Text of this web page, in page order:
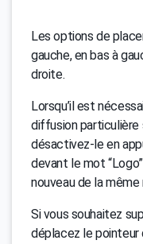
Les options de
gauche, en bas à
droite.
Lorsqu’il est
diffusion particulière
désactivez-le en
devant le mot
nouveau de la même
Si vous souhaitez
déplacez le pointeur